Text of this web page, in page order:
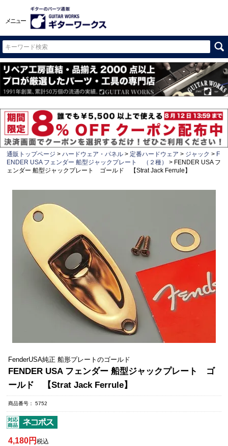
メニュー
通販トップページ ハードウェア・パネル 定番ハードウェア ジャック
F
ENDER USA フェンダー 船型ジャックプレート （２種）
FENDER USA フ
ェンダー 船型ジャックプレート ゴールド 【Strat Jack Ferrule】
FenderUSA純正 船形プレートのゴールド
FENDER USA フェンダー 船型ジャックプレート ゴ
ールド 【Strat Jack Ferrule】
商品番号 5752
4,180 税込